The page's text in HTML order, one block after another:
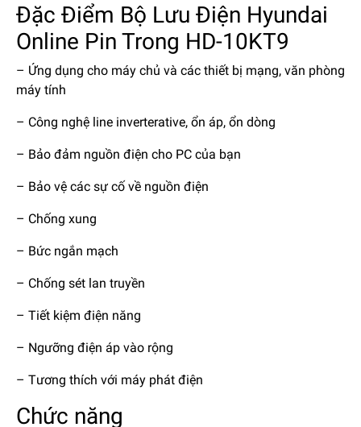
Đặc Điểm Bộ Lưu Điện Hyundai
Online Pin Trong HD-10KT9
– Ứng dụng cho máy chủ và các thiết bị mạng, văn phòng
máy tính
– Công nghệ line inverterative, ổn áp, ổn dòng
– Bảo đảm nguồn điện cho PC của bạn
– Bảo vệ các sự cố về nguồn điện
– Chống xung
– Bức ngắn mạch
– Chống sét lan truyền
– Tiết kiệm điện năng
– Ngưỡng điện áp vào rộng
– Tương thích với máy phát điện
Chức năng